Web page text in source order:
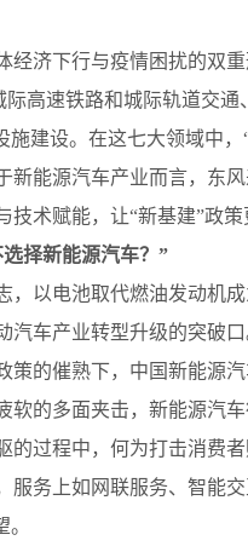
经济下行与疫情困扰的双
际高速铁路和城际轨道交
施建设。在这七大领域中
新能源汽车产业而言，东
技术赋能，让“新基建”政
择新能源汽车？”
，以电池取代燃油发动机
汽车产业转型升级的突破口
策的催熟下，中国新能源
软的多面夹击，新能源汽车
的过程中，何为打击消费
服务上如网联服务、智能